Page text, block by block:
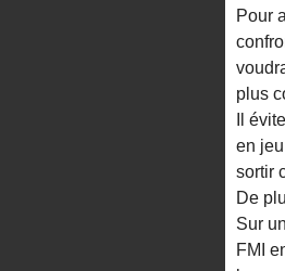
Pour
plus
Il
en
sortir
De
Sur
FMI